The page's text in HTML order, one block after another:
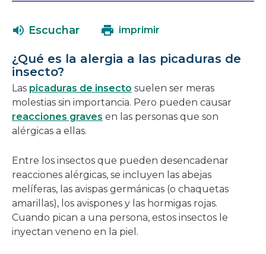
en
nueva
Escuchar imprimir
¿Qué es la alergia a las picaduras de
insecto?
Las picaduras de insecto suelen ser meras
molestias sin importancia. Pero pueden causar
reacciones graves en las personas que son
alérgicas a ellas.
Entre los insectos que pueden desencadenar
reacciones alérgicas, se incluyen las abejas
melíferas, las avispas germánicas (o chaquetas
amarillas), los avispones y las hormigas rojas.
Cuando pican a una persona, estos insectos le
inyectan veneno en la piel.